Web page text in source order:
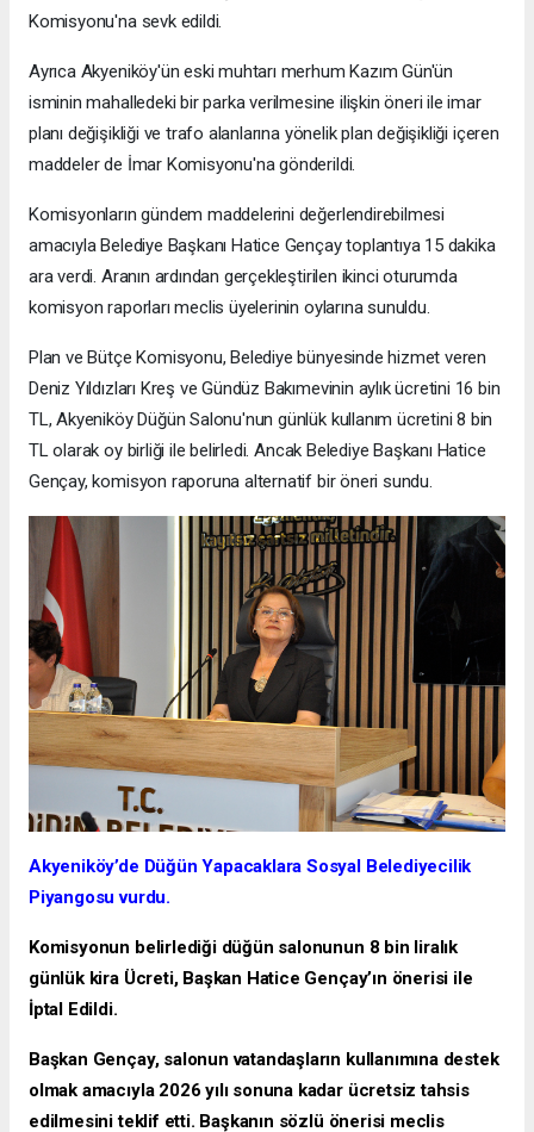
Komisyonu'na sevk edildi.
Ayrıca Akyeniköy'ün eski muhtarı merhum Kazım Gün'ün
isminin mahalledeki bir parka verilmesine ilişkin öneri ile imar
planı değişikliği ve trafo alanlarına yönelik plan değişikliği içeren
maddeler de İmar Komisyonu'na gönderildi.
Komisyonların gündem maddelerini değerlendirebilmesi
amacıyla Belediye Başkanı Hatice Gençay toplantıya 15 dakika
ara verdi. Aranın ardından gerçekleştirilen ikinci oturumda
komisyon raporları meclis üyelerinin oylarına sunuldu.
Plan ve Bütçe Komisyonu, Belediye bünyesinde hizmet veren
Deniz Yıldızları Kreş ve Gündüz Bakımevinin aylık ücretini 16 bin
TL, Akyeniköy Düğün Salonu'nun günlük kullanım ücretini 8 bin
TL olarak oy birliği ile belirledi. Ancak Belediye Başkanı Hatice
Gençay, komisyon raporuna alternatif bir öneri sundu.
Akyeniköy’de Düğün Yapacaklara Sosyal Belediyecilik
Piyangosu vurdu.
Komisyonun belirlediği düğün salonunun 8 bin liralık
günlük kira Ücreti, Başkan Hatice Gençay’ın önerisi ile
İptal Edildi.
Başkan Gençay, salonun vatandaşların kullanımına destek
olmak amacıyla 2026 yılı sonuna kadar ücretsiz tahsis
edilmesini teklif etti. Başkanın sözlü önerisi meclis